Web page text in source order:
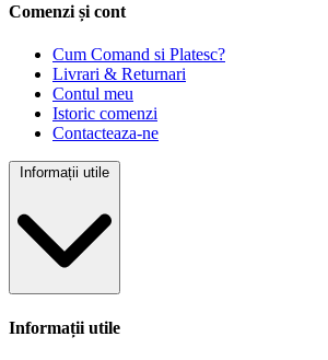
Comenzi și cont
Cum Comand si Platesc?
Livrari & Returnari
Contul meu
Istoric comenzi
Contacteaza-ne
Informații utile
Informații utile